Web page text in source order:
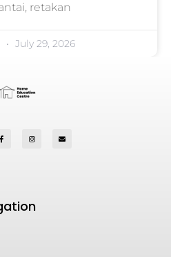
retakan
July 29, 2026